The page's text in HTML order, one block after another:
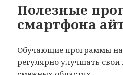
Полезные
смартфона
Обучающие программы
регулярно улучшать свои